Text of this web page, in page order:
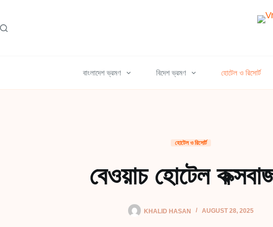
বাংলাদেশ ভ্রমণ বিদেশ ভ্রমণ হোটেল ও রিসোর্ট
হোটেল ও রিসোর্ট
বেওয়াচ হোটেল
KHALID HASAN AUGUST 28, 2025